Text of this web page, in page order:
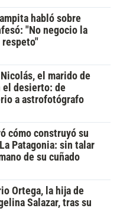
habló sobre
"No negocio la
el marido de
el desierto: de
a astrofotógrafo
cómo construyó su
Patagonia: sin talar
de su cuñado
Ortega, la hija de
Salazar, tras su